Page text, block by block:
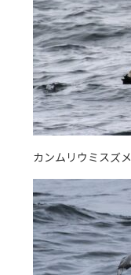
カンムリウミスズメ